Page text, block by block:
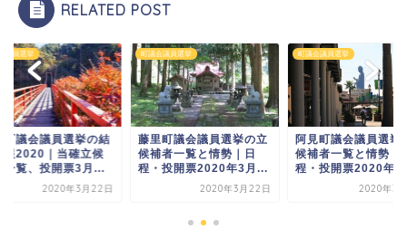
RELATED POST
議員選挙
町議会議員選挙の結
報2020｜当確立候
一覧、投開票3月...
2020年3月22日
町議会議員選挙
藤里町議会議員選挙の立
候補者一覧と情勢｜日
程・投開票2020年3月...
2020年3月22日
町議会議員選挙
阿見町議会議員選挙
候補者一覧と情勢｜
程・投開票2020年3
2020年3